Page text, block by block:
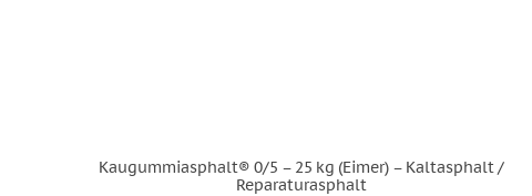
Kaugummiasphalt® 0/5 – 25 kg (Eimer) – Kaltasphalt /
Reparaturasphalt